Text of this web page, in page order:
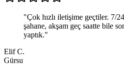
"Çok hızlı iletişime geçtiler. 7/
şahane, akşam geç saatte bile
yaptık."
Elif C.
Gürsu